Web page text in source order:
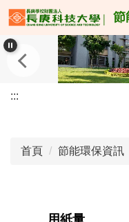
跳
到
主
容
節
:::
首頁 節能環保資訊
用紙量